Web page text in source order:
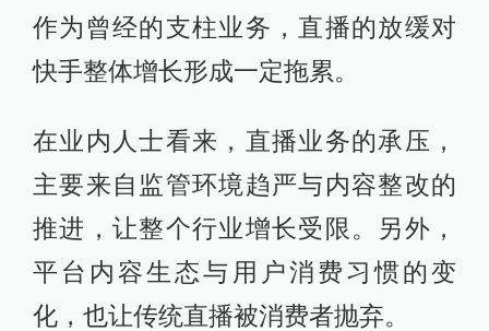
作为曾经的支柱业务，直播的放缓对
快手整体增长形成一定拖累。
在业内人士看来，直播业务的承压，
主要来自监管环境趋严与内容整改的
推进，让整个行业增长受限。另外，
平台内容生态与用户消费习惯的变
化，也让传统直播被消费者抛弃。